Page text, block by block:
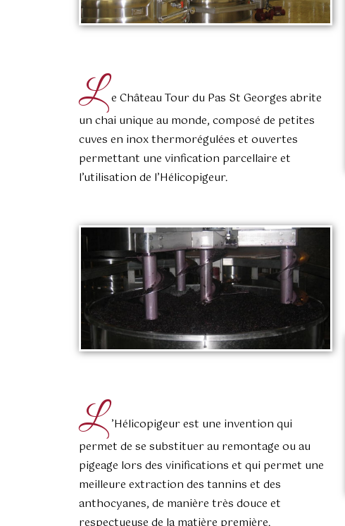
L e Château Tour du Pas St Georges abrite
un chai unique au monde, composé de petites
cuves en inox thermorégulées et ouvertes
permettant une vinfication parcellaire et
l’utilisation de l’Hélicopigeur.
L ’Hélicopigeur est une invention qui
permet de se substituer au remontage ou au
pigeage lors des vinifications et qui permet une
meilleure extraction des tannins et des
anthocyanes, de manière très douce et